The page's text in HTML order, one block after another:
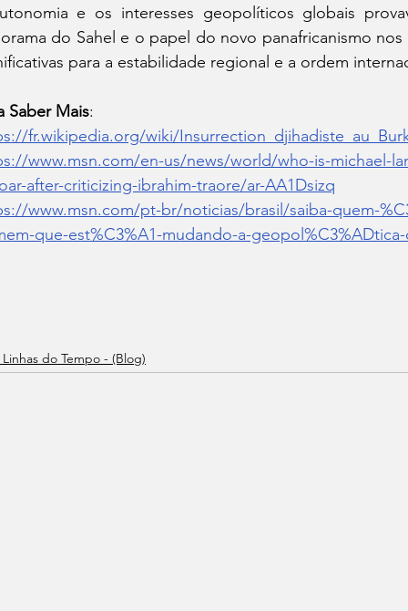
e os interesses geopolíticos globais
do Sahel e o papel do novo panafricanismo
para a estabilidade regional e a ordem
Saber Mais:
fr.wikipedia.org/wiki/
www.msn.com/en-us/news/world/who-is-michael-
after-criticizing-ibrahim-traore/ar-AA1Dsizq
www.msn.com/pt-br/noticias/brasil/saiba-quem-
que-est%C3%A1-mudando-a-
Linhas do Tempo - (Blog)